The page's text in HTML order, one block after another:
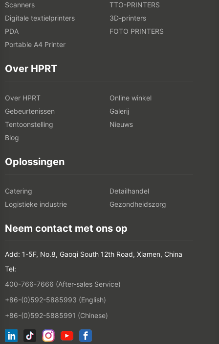
Scanners
TTO-PRINTERS
Digitale textielprinters
3D-printers
PDA
FOTO PRINTERS
Portable A4 Printer
Over HPRT
Over HPRT
Online winkel
Gebeurtenissen
Galerij
Tentoonstelling
Nieuws
Blog
Oplossingen
Catering
Detailhandel
Logistieke industrie
Gezondheidszorg
Neem contact met ons op
Add: 1-5F, No.8, Gaoqi South 12th Road, Xiamen, China
Tel:
400-766-7666 (After-sales Service)
+86-(0)592-5885993 (English)
+86-(0)592-5885991 (Chinese)